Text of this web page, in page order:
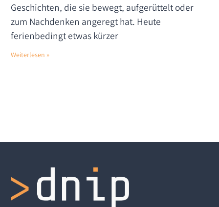
Geschichten, die sie bewegt, aufgerüttelt oder
zum Nachdenken angeregt hat. Heute
ferienbedingt etwas kürzer
Weiterlesen »